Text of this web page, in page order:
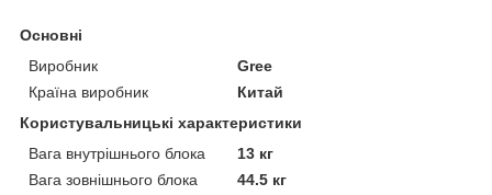
Основні
Виробник
Gree
Країна виробник
Китай
Користувальницькі характеристики
Вага внутрішнього блока
13 кг
Вага зовнішнього блока
44.5 кг